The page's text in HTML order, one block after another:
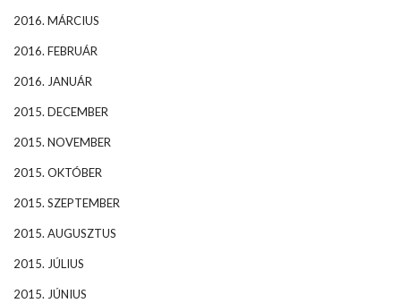
2016. MÁRCIUS
2016. FEBRUÁR
2016. JANUÁR
2015. DECEMBER
2015. NOVEMBER
2015. OKTÓBER
2015. SZEPTEMBER
2015. AUGUSZTUS
2015. JÚLIUS
2015. JÚNIUS